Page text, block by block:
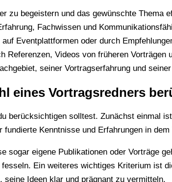
zu begeistern und das gewünschte Thema
Fachwissen und
Eventplattformen oder durch
Videos von früheren Vorträgen
seiner Vortragserfahrung und
eines Vortragsredners
berücksichtigen solltest. Zunächst einmal
Kenntnisse und Erfahrungen in
sogar eigene Publikationen oder Vorträge
Ein weiteres wichtiges Kriterium ist
Ideen klar und prägnant zu vermitteln.